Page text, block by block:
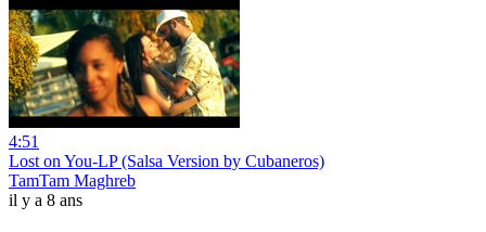
4:51
Lost on You-LP (Salsa Version by Cubaneros)
TamTam Maghreb
il y a 8 ans